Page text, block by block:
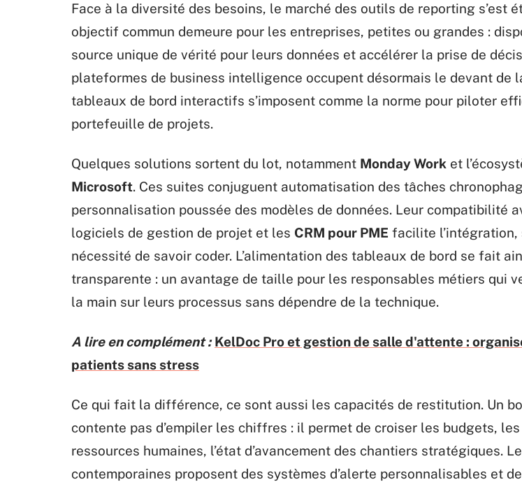
Face à la diversité des besoins, le marché des outils de reporting s’est
objectif commun demeure pour les entreprises, petites ou grandes :
source unique de vérité pour leurs données et accélérer la prise de
plateformes de business intelligence occupent désormais le devant de
tableaux de bord interactifs s’imposent comme la norme pour piloter
portefeuille de projets.
Quelques solutions sortent du lot, notamment Monday Work et
Microsoft. Ces suites conjuguent automatisation des tâches
personnalisation poussée des modèles de données. Leur compatibilité
logiciels de gestion de projet et les CRM pour PME facilite l’intégration,
nécessité de savoir coder. L’alimentation des tableaux de bord se fait
transparente : un avantage de taille pour les responsables métiers qui
la main sur leurs processus sans dépendre de la technique.
A lire en complément : KelDoc Pro et gestion de salle d'attente :
patients sans stress
Ce qui fait la différence, ce sont aussi les capacités de restitution. Un
contente pas d’empiler les chiffres : il permet de croiser les budgets,
ressources humaines, l’état d’avancement des chantiers stratégiques.
contemporaines proposent des systèmes d’alerte personnalisables et